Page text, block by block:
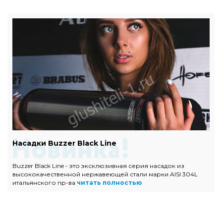
Насадки Buzzer Black Line
Buzzer Black Line - это эксклюзивная серия насадок из
высококачественной нержавеющей стали марки AISI 304L
итальянского пр-ва читать полностью